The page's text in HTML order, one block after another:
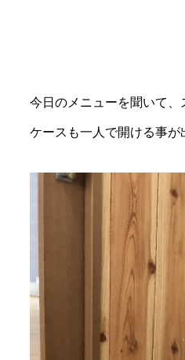
今日のメニューを聞いて
ケースも一人で開ける事が